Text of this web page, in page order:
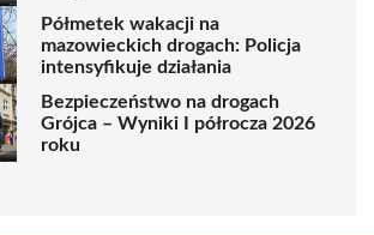
Półmetek wakacji na
mazowieckich drogach: Policja
intensyfikuje działania
Bezpieczeństwo na drogach
Grójca – Wyniki I półrocza 2026
roku